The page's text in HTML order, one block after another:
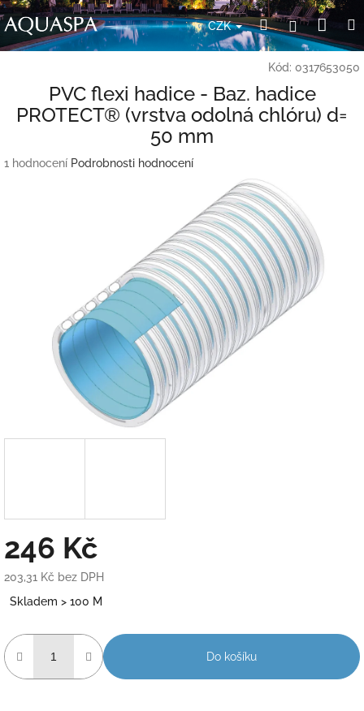
Přejít
na
obsah
CZK HledatPřihlášení
Kód: 0317653050
PVC flexi hadice - Baz. hadice
PROTECT® (vrstva odolná chlóru) d=
50 mm
Průměrné
1 hodnocení Podrobnosti hodnocení
246 Kč
203,31 Kč bez DPH
cena:
Skladem > 100 M
Do košíku